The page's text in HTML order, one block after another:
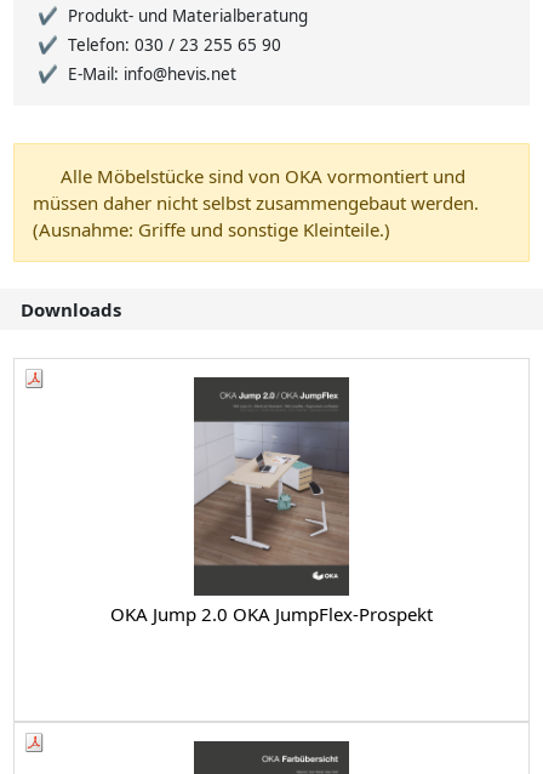
Produkt- und Materialberatung
Telefon: 030 / 23 255 65 90
E-Mail: info@hevis.net
Alle Möbelstücke sind von OKA vormontiert und
müssen daher nicht selbst zusammengebaut werden.
(Ausnahme: Griffe und sonstige Kleinteile.)
Downloads
OKA Jump 2.0 OKA JumpFlex-Prospekt